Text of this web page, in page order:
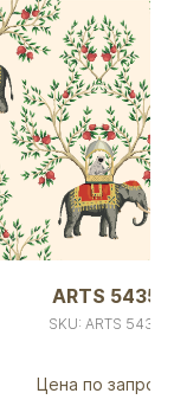
ARTS 5435
SKU: ARTS 5435
Цена по запросу